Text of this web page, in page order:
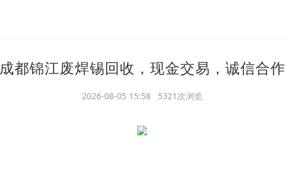
成都锦江废焊锡回收，现金交易，诚信合作
2026-08-05 15:58 5321次浏览